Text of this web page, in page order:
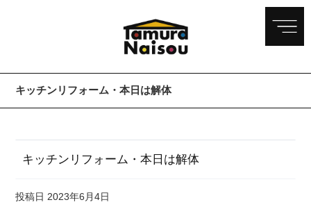
キッチンリフォーム・本日は解体
キッチンリフォーム・本日は解体
投稿日 2023年6月4日